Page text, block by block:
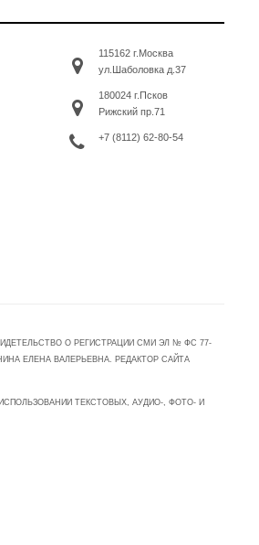
115162 г.Москва
ул.Шаболовка д.37
180024 г.Псков
Рижский пр.71
+7 (8112) 62-80-54
О РЕГИСТРАЦИИ СМИ ЭЛ № ФС 77-
ЕЛЕНА ВАЛЕРЬЕВНА. РЕДАКТОР САЙТА
ТЕКСТОВЫХ, АУДИО-, ФОТО- И